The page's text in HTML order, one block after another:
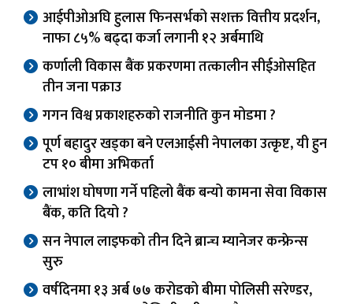
आईपीओअघि हुलास फिनसर्भको सशक्त वित्तीय प्रदर्शन,
नाफा ८५% बढ्दा कर्जा लगानी १२ अर्बमाथि
कर्णाली विकास बैंक प्रकरणमा तत्कालीन सीईओसहित
तीन जना पक्राउ
गगन विश्व प्रकाशहरुको राजनीति कुन मोडमा ?
पूर्ण बहादुर खड्का बने एलआईसी नेपालका उत्कृष्ट, यी हुन
टप १० बीमा अभिकर्ता
लाभांश घोषणा गर्ने पहिलो बैंक बन्यो कामना सेवा विकास
बैंक, कति दियो ?
सन नेपाल लाइफको तीन दिने ब्रान्च म्यानेजर कन्फ्रेन्स
सुरु
वर्षदिनमा १३ अर्ब ७७ करोडको बीमा पोलिसी सरेण्डर,